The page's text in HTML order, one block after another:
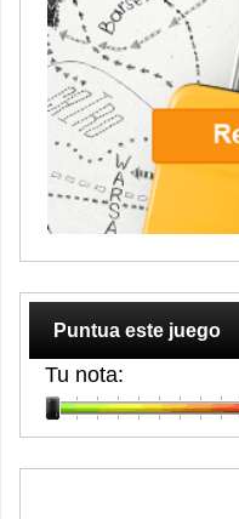
Puntua este juego
Tu nota: